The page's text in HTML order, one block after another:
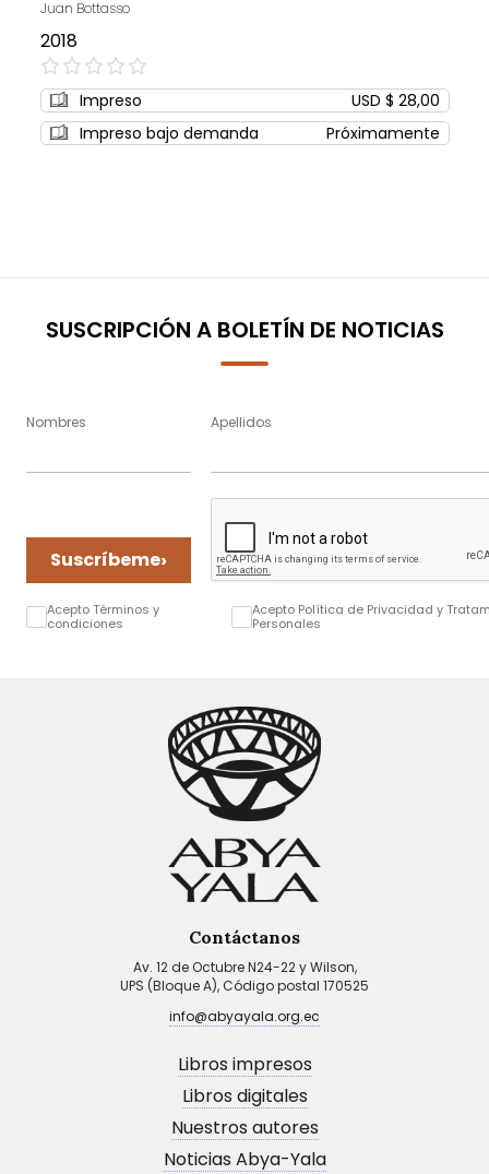
Juan Bottasso
2018
0%
Impreso
USD $ 28,00
Impreso bajo demanda
Próximamente
SUSCRIPCIÓN A BOLETÍN DE NOTICIAS
Nombres Apellidos
Suscríbeme›
Acepto Términos y
condiciones
Acepto Política de Privacidad y
Personales
Contáctanos
Av. 12 de Octubre N24-22 y Wilson,
UPS (Bloque A), Código postal 170525
info@abyayala.org.ec
Libros impresos
Libros digitales
Nuestros autores
Noticias Abya-Yala